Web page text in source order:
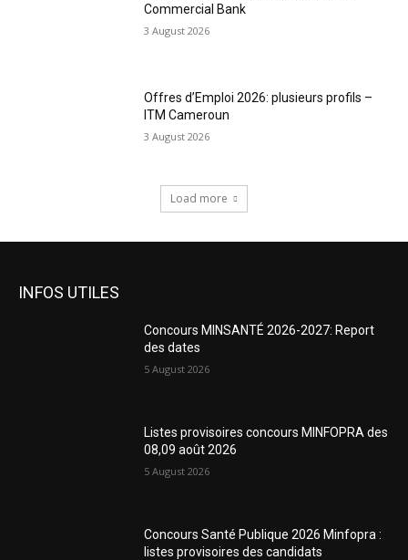
Commercial Bank
3 August 2026
Offres d’Emploi 2026: plusieurs profils –
ITM Cameroun
3 August 2026
Load more
INFOS UTILES
Concours MINSANTÉ 2026-2027: Report
des dates
5 August 2026
Listes provisoires concours MINFOPRA des
08,09 août 2026
5 August 2026
Concours Santé Publique 2026 Minfopra :
listes provisoires des candidats